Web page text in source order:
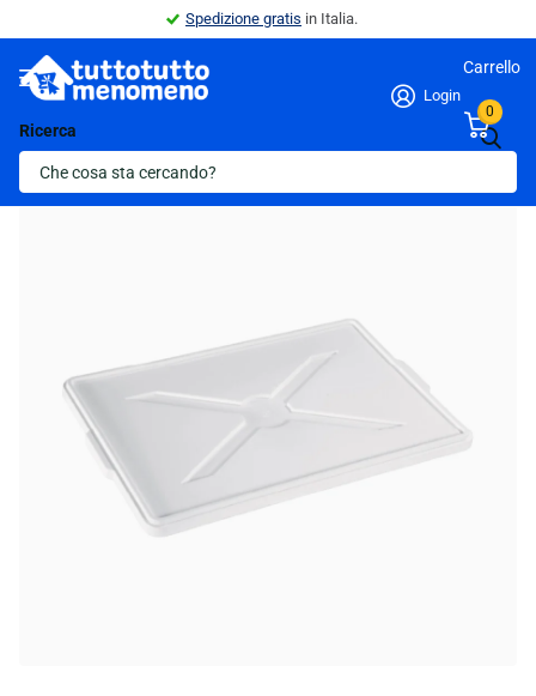
Spedizione gratis in Italia.
Ricerca
Login
Carrello
0
Indietro